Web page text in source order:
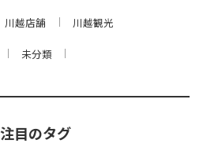
川越店舗 川越観光
未分類
注目のタグ